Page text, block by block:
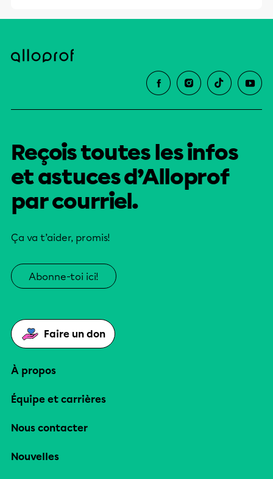
Reçois toutes les infos
et astuces d’Alloprof
par courriel.
Ça va t’aider, promis!
Abonne-toi ici!
Faire un don
À propos
Équipe et carrières
Nous contacter
Nouvelles